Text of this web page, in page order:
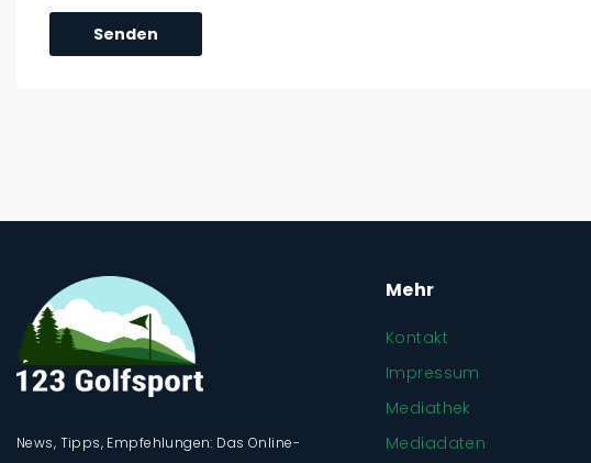
News, Tipps, Empfehlungen: Das Online-
Mehr
Kontakt
Impressum
Mediathek
Mediadaten